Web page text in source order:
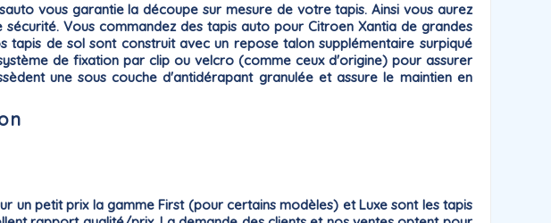
vous garantie ladécoupe sur mesurede votre tapis. Ainsi vous aurez
Vous commandez des tapis auto pour Citroen Xantia de grandes
de sol sont construit avec un repose talon supplémentaire surpiqué
defixation par clip ou velcro (comme ceux d'origine) pour assurer
une sous couched'antidérapantgranulée et assure le maintien en
un petit prix la gammeFirst(pour certains modèles) etLuxesont les tapis